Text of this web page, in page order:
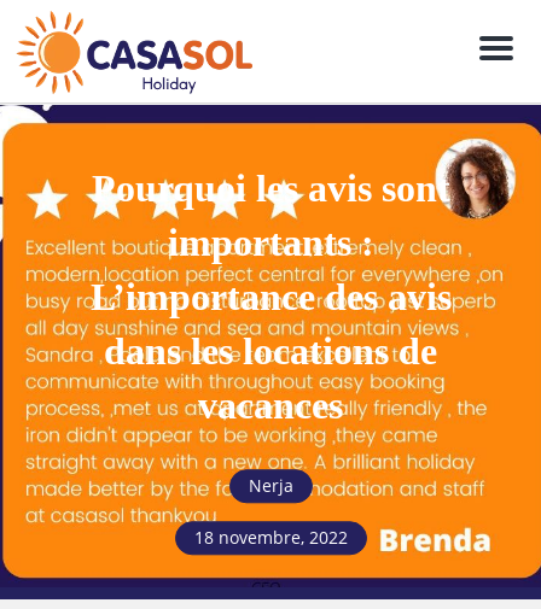
Menu
Pourquoi les avis sont
importants :
L’importance des avis
dans les locations de
vacances
Nerja
18 novembre, 2022